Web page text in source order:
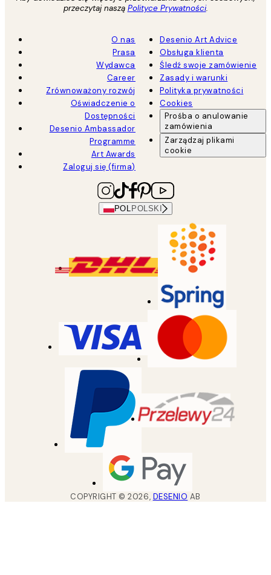
przeczytaj naszą Polityce Prywatności.
O nas
Prasa
Wydawca
Career
Zrównoważony rozwój
Oświadczenie o
Dostępności
Desenio Ambassador
Programme
Art Awards
Zaloguj się (firma)
Desenio Art Advice
Obsługa klienta
Śledź swoje zamówienie
Zasady i warunki
Polityka prywatności
Cookies
Prośba o anulowanie
zamówienia
Zarządzaj plikami
cookie
POL POLSKI
COPYRIGHT ©2026, DESENIO AB